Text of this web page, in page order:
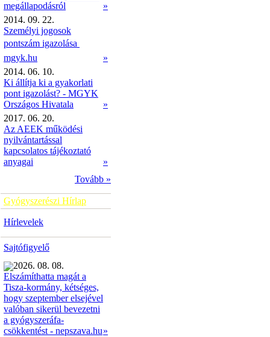
megállapodásról
»
2014. 09. 22.
Személyi jogosok
pontszám igazolása 
mgyk.hu
»
2014. 06. 10.
Ki állítja ki a gyakorlati
pont igazolást? - MGYK
Országos Hivatala
»
2017. 06. 20.
Az AEEK működési
nyilvántartással
kapcsolatos tájékoztató
anyagai
»
Tovább »
Gyógyszerészi Hírlap
Hírlevelek
Sajtófigyelő
2026. 08. 08.
Elszámíthatta magát a
Tisza-kormány, kétséges,
hogy szeptember elsejével
valóban sikerül bevezetni
a gyógyszeráfa-
csökkentést - nepszava.hu»